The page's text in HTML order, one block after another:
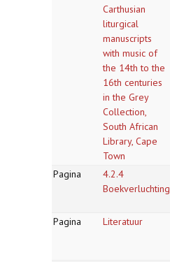
Carthusian
liturgical
manuscripts
with music of
the 14th to the
16th centuries
in the Grey
Collection,
South African
Library, Cape
Town
Pagina
4.2.4
Boekverluchting
Pagina
Literatuur